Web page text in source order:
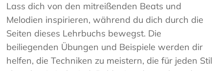
Lass dich von den mitreißenden Beats und
Melodien inspirieren, während du dich durch die
Seiten dieses Lehrbuchs bewegst. Die
beiliegenden Übungen und Beispiele werden dir
helfen, die Techniken zu meistern, die für jeden Stil